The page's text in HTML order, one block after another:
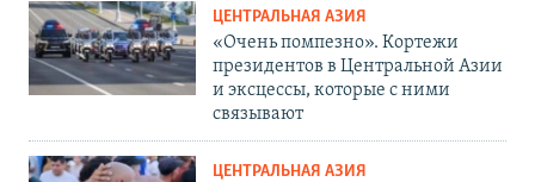
ЦЕНТРАЛЬНАЯ АЗИЯ
«Очень помпезно». Кортежи
президентов в Центральной Азии
и эксцессы, которые с ними
связывают
ЦЕНТРАЛЬНАЯ АЗИЯ